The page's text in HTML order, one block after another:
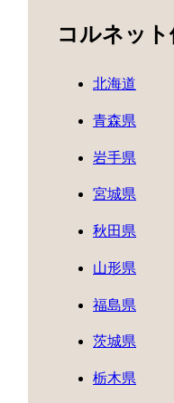
コルネット
北海道
青森県
岩手県
宮城県
秋田県
山形県
福島県
茨城県
栃木県